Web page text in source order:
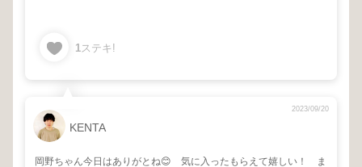
1ステキ!
KENTA
2023/09/20
岡野ちゃん今日はありがとね😊 気に入ったもらえて嬉しい！ ま